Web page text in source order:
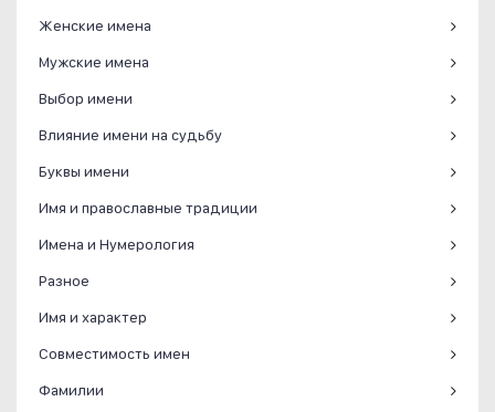
Женские имена
Мужские имена
Выбор имени
Влияние имени на судьбу
Буквы имени
Имя и православные традиции
Имена и Нумерология
Разное
Имя и характер
Совместимость имен
Фамилии